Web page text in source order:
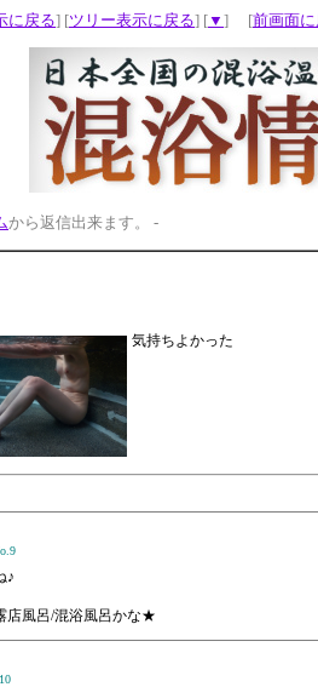
に戻る] [ツリー表示に戻る] [▼ ] [前画面に
から返信出来ます。 -
気持ちよかった
♪
店風呂/混浴風呂かな★